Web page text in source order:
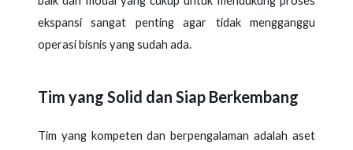
ekspansi sangat penting agar tidak mengganggu
operasi bisnis yang sudah ada.
Tim yang Solid dan Siap Berkembang
Tim yang kompeten dan berpengalaman adalah aset